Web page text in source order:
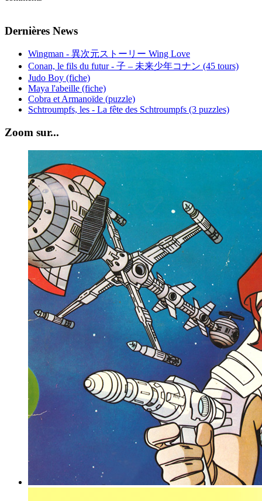
Dernières News
Wingman - 異次元ストーリー Wing Love
Conan, le fils du futur - 子 – 未来少年コナン (45 tours)
Judo Boy (fiche)
Maya l'abeille (fiche)
Cobra et Armanoïde (puzzle)
Schtroumpfs, les - La fête des Schtroumpfs (3 puzzles)
Zoom sur...